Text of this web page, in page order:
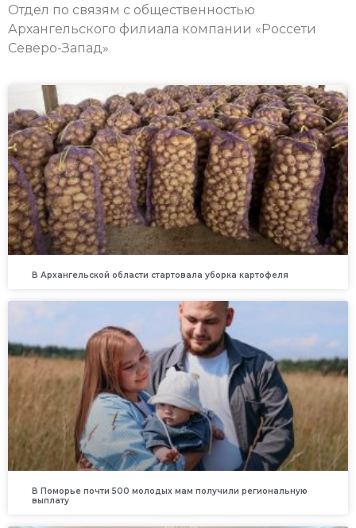
Отдел по связям с общественностью
Архангельского филиала компании «Россети
Северо-Запад»
В Архангельской области стартовала уборка картофеля
В Поморье почти 500 молодых мам получили региональную
выплату